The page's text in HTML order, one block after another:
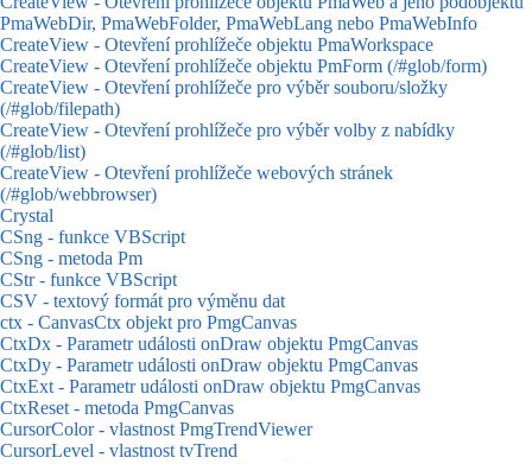
PmaWebDir, PmaWebFolder, PmaWebLang nebo PmaWebInfo
CreateView - Otevření prohlížeče objektu PmaWorkspace
CreateView - Otevření prohlížeče objektu PmForm (/#glob/form)
CreateView - Otevření prohlížeče pro výběr souboru/složky
(/#glob/filepath)
CreateView - Otevření prohlížeče pro výběr volby z nabídky
(/#glob/list)
CreateView - Otevření prohlížeče webových stránek
(/#glob/webbrowser)
Crystal
CSng - funkce VBScript
CSng - metoda Pm
CStr - funkce VBScript
CSV - textový formát pro výměnu dat
ctx - CanvasCtx objekt pro PmgCanvas
CtxDx - Parametr události onDraw objektu PmgCanvas
CtxDy - Parametr události onDraw objektu PmgCanvas
CtxExt - Parametr události onDraw objektu PmgCanvas
CtxReset - metoda PmgCanvas
CursorColor - vlastnost PmgTrendViewer
CursorLevel - vlastnost tvTrend